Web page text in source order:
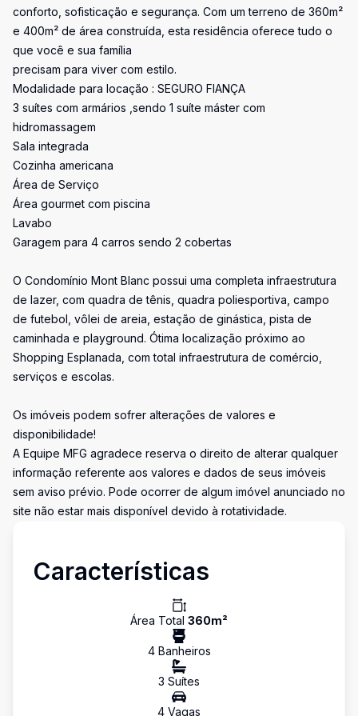
conforto, sofisticação e segurança. Com um terreno de 360m²
e 400m² de área construída, esta residência oferece tudo o
que você e sua família
precisam para viver com estilo.
Modalidade para locação : SEGURO FIANÇA
3 suítes com armários ,sendo 1 suíte máster com
hidromassagem
Sala integrada
Cozinha americana
Área de Serviço
Área gourmet com piscina
Lavabo
Garagem para 4 carros sendo 2 cobertas
O Condomínio Mont Blanc possui uma completa infraestrutura
de lazer, com quadra de tênis, quadra poliesportiva, campo
de futebol, vôlei de areia, estação de ginástica, pista de
caminhada e playground. Ótima localização próximo ao
Shopping Esplanada, com total infraestrutura de comércio,
serviços e escolas.
Os imóveis podem sofrer alterações de valores e
disponibilidade!
A Equipe MFG agradece reserva o direito de alterar qualquer
informação referente aos valores e dados de seus imóveis
sem aviso prévio. Pode ocorrer de algum imóvel anunciado no
site não estar mais disponível devido à rotatividade.
Características
Área Total 360m²
4Banheiros
3 Suítes
4 Vagas